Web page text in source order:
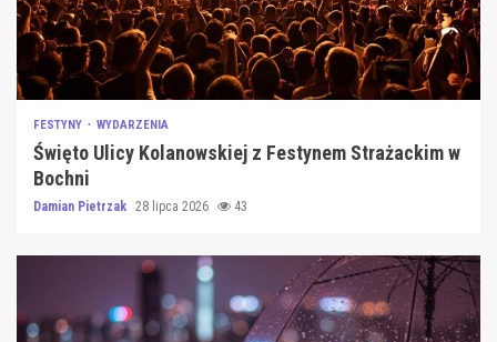
FESTYNY WYDARZENIA
Święto Ulicy Kolanowskiej z Festynem Strażackim w
Bochni
Damian Pietrzak 28 lipca 2026 43